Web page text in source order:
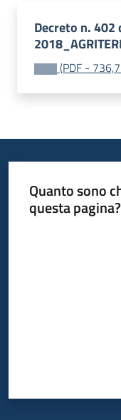
Decreto n.
(PDF -
Quanto sono
questa pagina?